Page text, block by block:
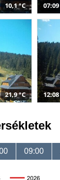
10,1 °C 07:09
21,9 °C 12:08
09:00